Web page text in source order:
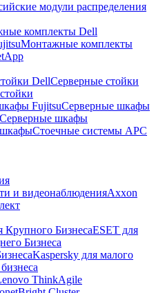
модули распределения
комплекты Dell
Монтажные комплекты
DellСерверные стойки
FujitsuСерверные шкафы
Серверные шкафы
шкафыСтоечные системы APC
и видеонаблюденияAxxon
Крупного БизнесаESET для
Бизнеса
Kaspersky для малого
ThinkAgile